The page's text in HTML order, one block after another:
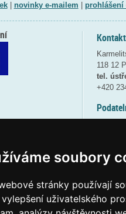
soubory
stránky používají
uživatelského
| novinky e-mailem
118 12
tel.
+420
(více